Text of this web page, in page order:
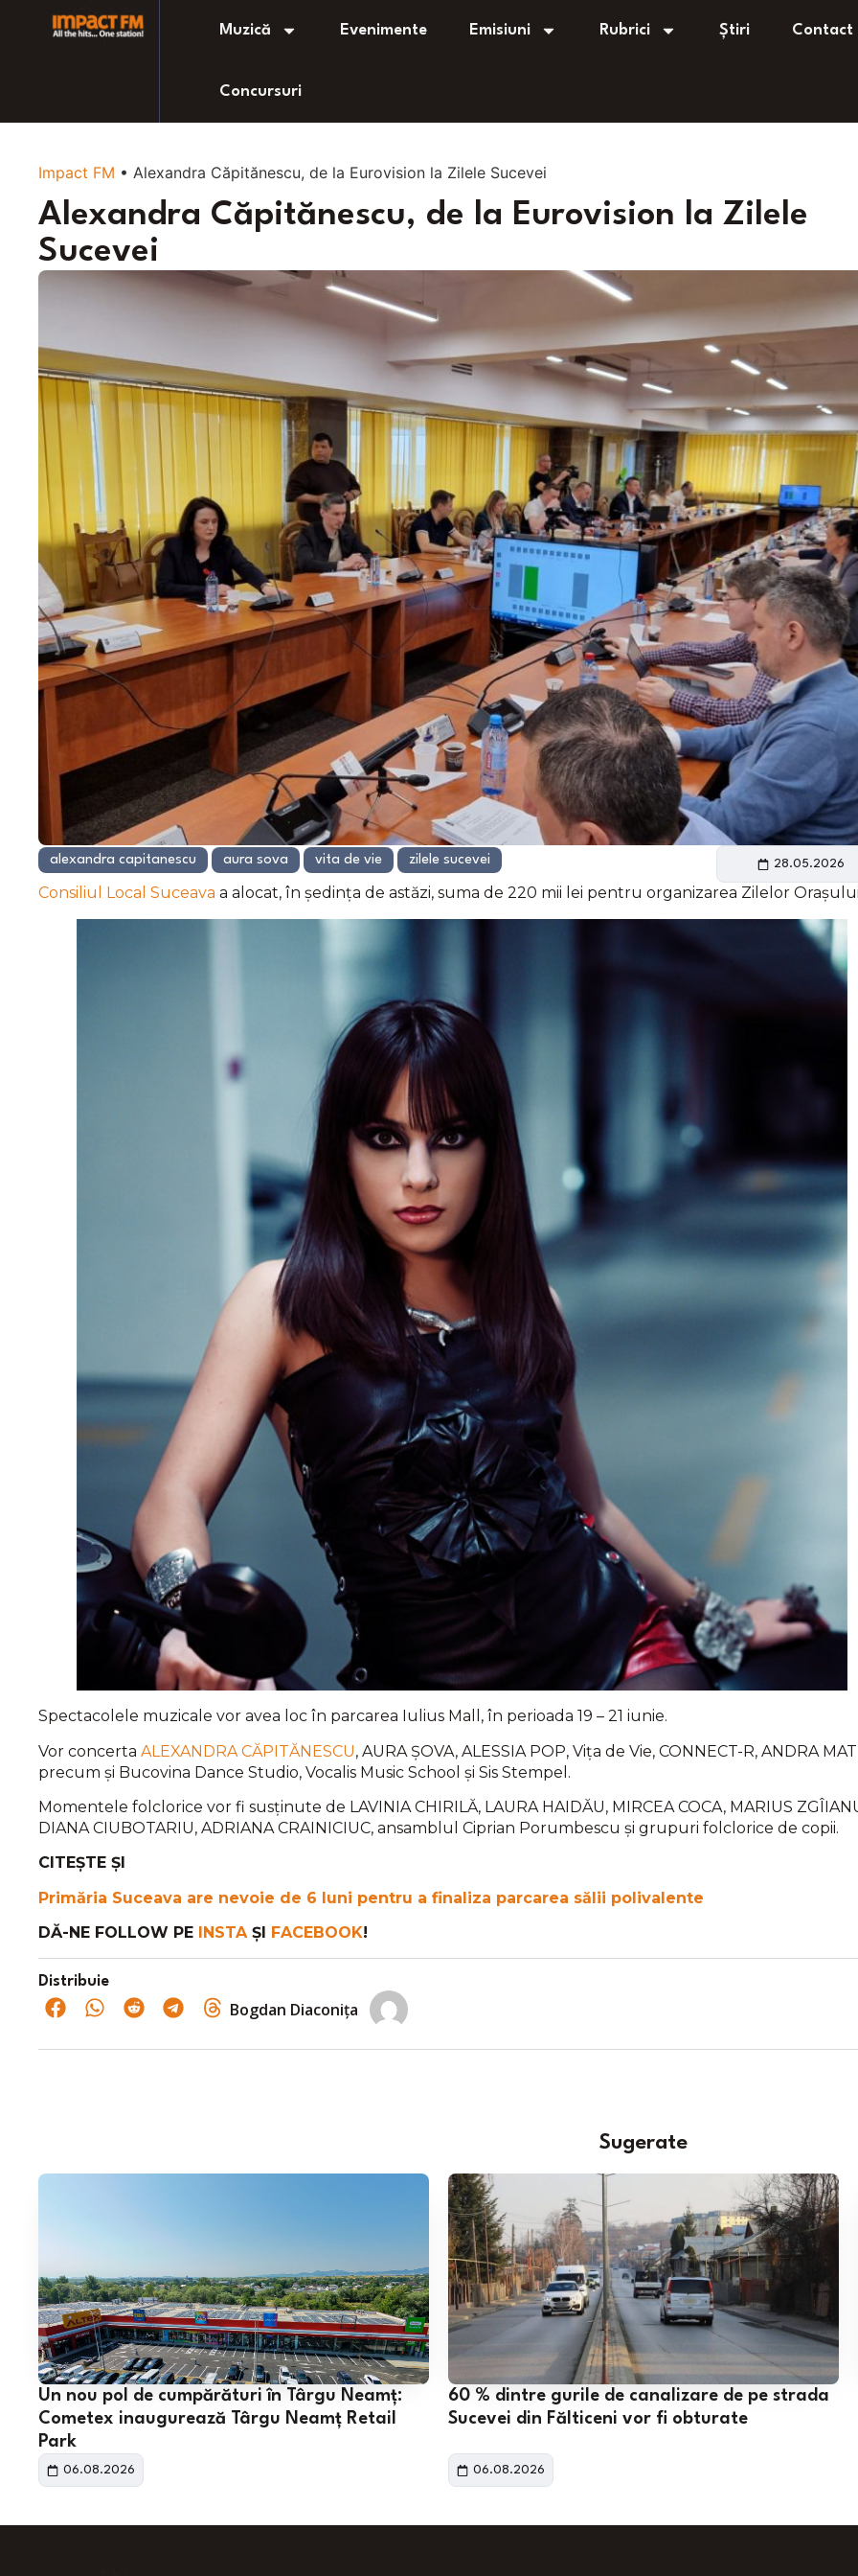
Muzică Evenimente Emisiuni Rubrici Știri Contact
Concursuri
Impact FM • Alexandra Căpitănescu, de la Eurovision la Zilele Sucevei
Alexandra Căpitănescu, de la Eurovision la Zilele
Sucevei
alexandra capitanescu aura sova vita de vie zilele sucevei 28.05.2026
Consiliul Local Suceava a alocat, în ședința de astăzi, suma de 220 mii lei pentru organizarea Zilelor
Spectacolele muzicale vor avea loc în parcarea Iulius Mall, în perioada 19 – 21 iunie.
Vor concerta ALEXANDRA CĂPITĂNESCU, AURA ȘOVA, ALESSIA POP, Vița de Vie, CONNECT-R, ANDRA
precum și Bucovina Dance Studio, Vocalis Music School și Sis Stempel.
Momentele folclorice vor fi susținute de LAVINIA CHIRILĂ, LAURA HAIDĂU, MIRCEA COCA, MARIUS
DIANA CIUBOTARIU, ADRIANA CRAINICIUC, ansamblul Ciprian Porumbescu și grupuri folclorice de copii.
CITEȘTE ȘI
Primăria Suceava are nevoie de 6 luni pentru a finaliza parcarea sălii polivalente
DĂ-NE FOLLOW PE INSTA ȘI FACEBOOK!
Distribuie
Bogdan Diaconița
Sugerate
Un nou pol de cumpărături în Târgu Neamț:
Cometex inaugurează Târgu Neamț Retail
Park
06.08.2026
60 % dintre gurile de canalizare de pe strada
Sucevei din Fălticeni vor fi obturate
06.08.2026